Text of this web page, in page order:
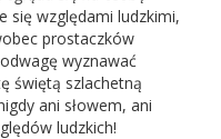
się względami ludzkimi,
prostaczków
wyznawać
świętą szlachetną
ani słowem, ani
ludzkich!